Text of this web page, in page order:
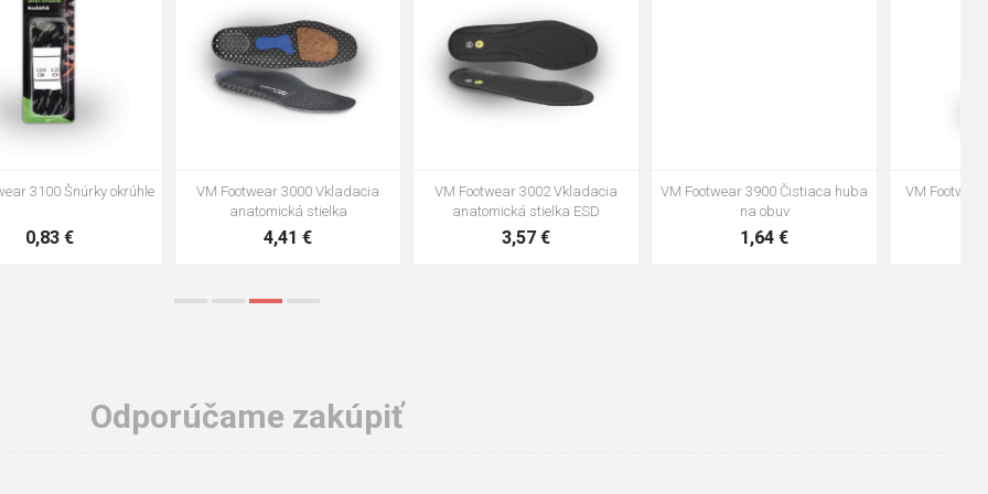
VM Footwear 3002 Vkladacia
VM Footwear 3900 Čistiaca huba
na obuv
VM Footwear 3600 Impregnace
water stop
Vložka Bennon ABSORBA XTR
Odporúčame zakúpiť